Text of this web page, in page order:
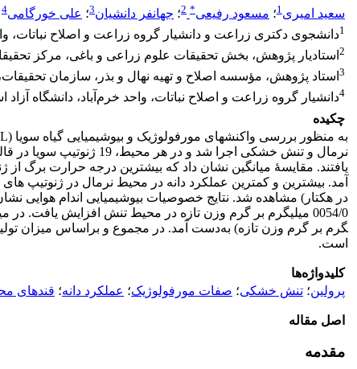
سعید امیری1؛ مسعود رفیعی*
2؛ جهانفر دانشیان3؛ علی خورگامی4
1دانشجوی دکتری زراعت و دانشیار گروه زراعت و اصلاح نباتات،
2 استادیار پژوهش، بخش تحقیقات علوم زراعی و باغی، مرکز
3 استاد پژوهش، مؤسسه اصلاح و تهیه نهال و بذر، سازمان
4دانشیار گروه زراعت و اصلاح نباتات، واحد خرم‌آباد، دانشگاه آزاد
چکیده
به­ منظور بررسی واکنش­های مورفولوژیک و بیوشیمیایی گیاه سویا (
نرمال و تنش خشکی
گرم بر گرم وزن تازه) به‌دست آمد. در مجموع و براساس میزان
است.
کلیدواژه‌ها
پرولین؛ تنش خشکی؛ صفات مورفولوژیک؛ عملکرد دانه؛ قندهای
اصل مقاله
مقدمه